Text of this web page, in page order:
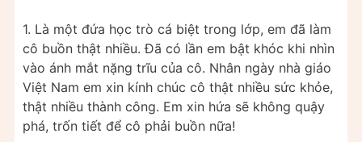
1. Là một đứa học trò cá biệt trong lớp, em đã làm
cô buồn thật nhiều. Đã có lần em bật khóc khi nhìn
vào ánh mắt nặng trĩu của cô. Nhân ngày nhà giáo
Việt Nam em xin kính chúc cô thật nhiều sức khỏe,
thật nhiều thành công. Em xin hứa sẽ không quậy
phá, trốn tiết để cô phải buồn nữa!